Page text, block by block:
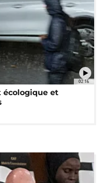
02:16
écologique et